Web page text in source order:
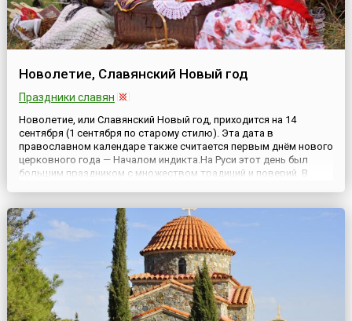
Новолетие, Славянский Новый год
Праздники славян
Новолетие, или Славянский Новый год, приходится на 14
сентября (1 сентября по старому стилю). Эта дата в
православном календаре также считается первым днём нового
церковного года — Началом индикта.На Руси этот день был
большим праздником с множеством традиций и поверий. В
избах пр...